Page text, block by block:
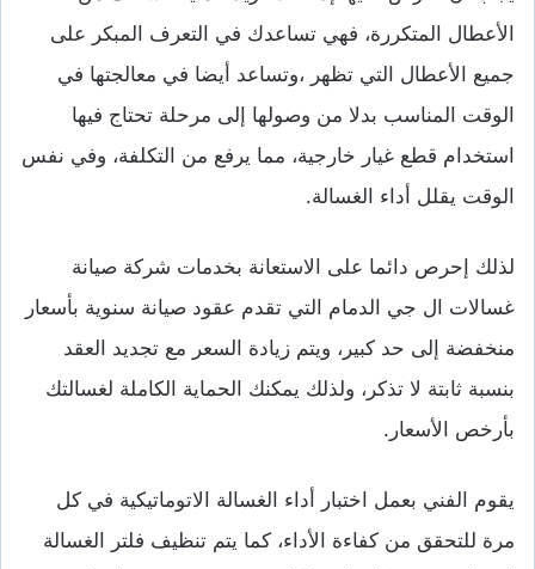
الأعطال المتكررة، فهي تساعدك في التعرف المبكر على
جميع الأعطال التي تظهر ،وتساعد أيضا في معالجتها في
الوقت المناسب بدلا من وصولها إلى مرحلة تحتاج فيها
استخدام قطع غيار خارجية، مما يرفع من التكلفة، وفي نفس
الوقت يقلل أداء الغسالة.
لذلك إحرص دائما على الاستعانة بخدمات شركة صيانة
غسالات ال جي الدمام التي تقدم عقود صيانة سنوية بأسعار
منخفضة إلى حد كبير، ويتم زيادة السعر مع تجديد العقد
بنسبة ثابتة لا تذكر، ولذلك يمكنك الحماية الكاملة لغسالتك
بأرخص الأسعار.
يقوم الفني بعمل اختبار أداء الغسالة الاتوماتيكية في كل
مرة للتحقق من كفاءة الأداء، كما يتم تنظيف فلتر الغسالة